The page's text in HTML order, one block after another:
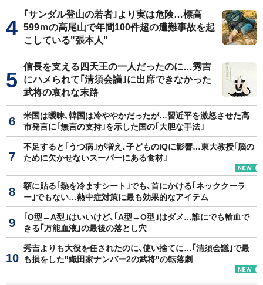
｢サンダル登山の若者｣より実は危険…標高
599ｍの高尾山で年間100件超の遭難事故を起
こしている"張本人"
信長を支える四天王の一人だったのに…秀吉
にハメられて｢清須会議｣に出席できなかった
武将の哀れな末路
米国は曖昧､韓国は冷ややかだったが…習近平を激怒させた高
市発言に｢無言の支持｣を示した国の｢大胆な手法｣
不足すると｢うつ病｣が増え､子どものIQに影響…東大教授｢脳の
ために欠かせないスーパーにある食材｣
額に貼る｢熱を冷ますシート｣でも､首にかける｢ネッククーラ
ー｣でもない…熱中症対策に最も効果的なアイテム
｢O型→A型｣はいいけど､｢A型→O型｣はダメ…誰にでも輸血で
きる｢万能血液｣の最後の落とし穴
秀吉よりも大役を任されたのに､使い捨てに…｢清須会議｣で最
も損をした"織田家ナンバー2の武将"の転落劇